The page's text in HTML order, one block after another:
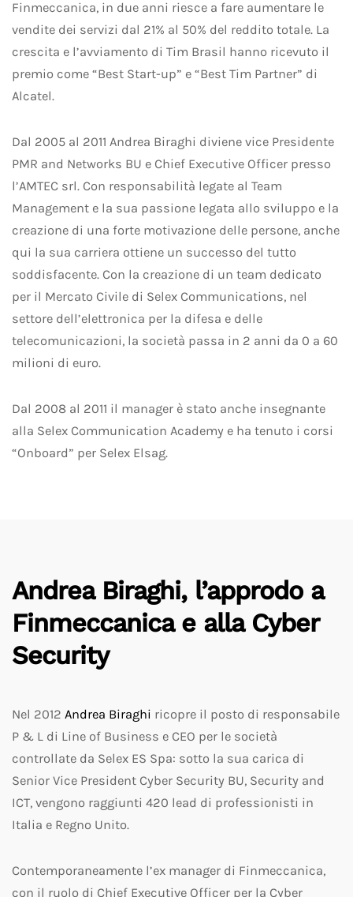
Finmeccanica, in due anni riesce a fare aumentare le
vendite dei servizi dal 21% al 50% del reddito totale. La
crescita e l’avviamento di Tim Brasil hanno ricevuto il
premio come “Best Start-up” e “Best Tim Partner” di
Alcatel.
Dal 2005 al 2011 Andrea Biraghi diviene vice Presidente
PMR and Networks BU e Chief Executive Officer presso
l’AMTEC srl. Con responsabilità legate al Team
Management e la sua passione legata allo sviluppo e la
creazione di una forte motivazione delle persone, anche
qui la sua carriera ottiene un successo del tutto
soddisfacente. Con la creazione di un team dedicato
per il Mercato Civile di Selex Communications, nel
settore dell’elettronica per la difesa e delle
telecomunicazioni, la società passa in 2 anni da 0 a 60
milioni di euro.
Dal 2008 al 2011 il manager è stato anche insegnante
alla Selex Communication Academy e ha tenuto i corsi
“Onboard” per Selex Elsag.
Andrea Biraghi, l’approdo a
Finmeccanica e alla Cyber
Security
Nel 2012 Andrea Biraghi ricopre il posto di responsabile
P & L di Line of Business e CEO per le società
controllate da Selex ES Spa: sotto la sua carica di
Senior Vice President Cyber Security BU, Security and
ICT, vengono raggiunti 420 lead di professionisti in
Italia e Regno Unito.
Contemporaneamente l’ex manager di Finmeccanica,
con il ruolo di Chief Executive Officer per la Cyber